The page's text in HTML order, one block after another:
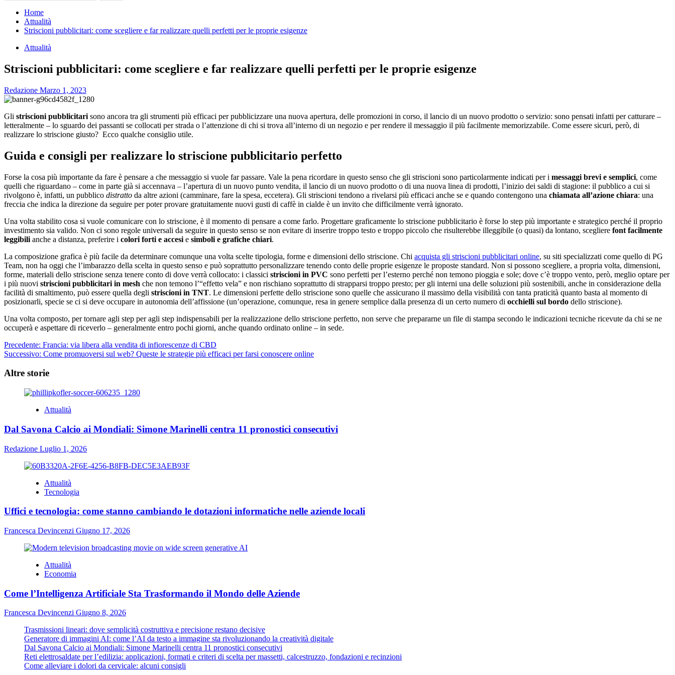
per:
Home
Attualità
Striscioni pubblicitari: come scegliere e far realizzare quelli perfetti per le proprie esigenze
Attualità
Striscioni pubblicitari: come scegliere e far realizzare quelli perfetti per le proprie esigenze
Redazione Marzo 1, 2023
Gli striscioni pubblicitari sono ancora tra gli strumenti più efficaci per pubblicizzare una nuova apertura, delle promozioni in corso, il lancio di un nuovo prodotto o servizio: sono pensati infatti per catturare –
letteralmente – lo sguardo dei passanti se collocati per strada o l’attenzione di chi si trova all’interno di un negozio e per rendere il messaggio il più facilmente memorizzabile. Come essere sicuri, però, di
realizzare lo striscione giusto? Ecco qualche consiglio utile.
Guida e consigli per realizzare lo striscione pubblicitario perfetto
Forse la cosa più importante da fare è pensare a che messaggio si vuole far passare. Vale la pena ricordare in questo senso che gli striscioni sono particolarmente indicati per i messaggi brevi e semplici, come
quelli che riguardano – come in parte già si accennava – l’apertura di un nuovo punto vendita, il lancio di un nuovo prodotto o di una nuova linea di prodotti, l’inizio dei saldi di stagione: il pubblico a cui si
rivolgono è, infatti, un pubblico distratto da altre azioni (camminare, fare la spesa, eccetera). Gli striscioni tendono a rivelarsi più efficaci anche se e quando contengono una chiamata all’azione chiara: una
freccia che indica la direzione da seguire per poter provare gratuitamente nuovi gusti di caffè in cialde è un invito che difficilmente verrà ignorato.
Una volta stabilito cosa si vuole comunicare con lo striscione, è il momento di pensare a come farlo. Progettare graficamente lo striscione pubblicitario è forse lo step più importante e strategico perché il proprio
investimento sia valido. Non ci sono regole universali da seguire in questo senso se non evitare di inserire troppo testo e troppo piccolo che risulterebbe illeggibile (o quasi) da lontano, scegliere font facilmente
leggibili anche a distanza, preferire i colori forti e accesi e simboli e grafiche chiari.
La composizione grafica è più facile da determinare comunque una volta scelte tipologia, forme e dimensioni dello striscione. Chi acquista gli striscioni pubblicitari online, su siti specializzati come quello di PG
Team, non ha oggi che l’imbarazzo della scelta in questo senso e può soprattutto personalizzare tenendo conto delle proprie esigenze le proposte standard. Non si possono scegliere, a propria volta, dimensioni,
forme, materiali dello striscione senza tenere conto di dove verrà collocato: i classici striscioni in PVC sono perfetti per l’esterno perché non temono pioggia e sole; dove c’è troppo vento, però, meglio optare per
i più nuovi striscioni pubblicitari in mesh che non temono l’“effetto vela” e non rischiano soprattutto di strapparsi troppo presto; per gli interni una delle soluzioni più sostenibili, anche in considerazione della
facilità di smaltimento, può essere quella degli striscioni in TNT. Le dimensioni perfette dello striscione sono quelle che assicurano il massimo della visibilità con tanta praticità quanto basta al momento di
posizionarli, specie se ci si deve occupare in autonomia dell’affissione (un’operazione, comunque, resa in genere semplice dalla presenza di un certo numero di occhielli sul bordo dello striscione).
Una volta composto, per tornare agli step per agli step indispensabili per la realizzazione dello striscione perfetto, non serve che prepararne un file di stampa secondo le indicazioni tecniche ricevute da chi se ne
occuperà e aspettare di riceverlo – generalmente entro pochi giorni, anche quando ordinato online – in sede.
Navigazione
articolo
Precedente: Francia: via libera alla vendita di infiorescenze di CBD
Successivo: Come promuoversi sul web? Queste le strategie più efficaci per farsi conoscere online
Altre storie
Attualità
Dal Savona Calcio ai Mondiali: Simone Marinelli centra 11 pronostici consecutivi
Redazione Luglio 1, 2026
Attualità
Tecnologia
Uffici e tecnologia: come stanno cambiando le dotazioni informatiche nelle aziende locali
Francesca Devincenzi Giugno 17, 2026
Attualità
Economia
Come l’Intelligenza Artificiale Sta Trasformando il Mondo delle Aziende
Francesca Devincenzi Giugno 8, 2026
Trasmissioni lineari: dove semplicità costruttiva e precisione restano decisive
Generatore di immagini AI: come l’AI da testo a immagine sta rivoluzionando la creatività digitale
Dal Savona Calcio ai Mondiali: Simone Marinelli centra 11 pronostici consecutivi
Reti elettrosaldate per l’edilizia: applicazioni, formati e criteri di scelta per massetti, calcestruzzo, fondazioni e recinzioni
Come alleviare i dolori da cervicale: alcuni consigli